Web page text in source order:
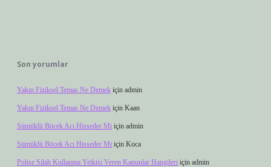
Son yorumlar
Yakın Fiziksel Temas Ne Demek için admin
Yakın Fiziksel Temas Ne Demek için Kaan
Sümüklü Böcek Acı Hisseder Mi için admin
Sümüklü Böcek Acı Hisseder Mi için Koca
Polise Silah Kullanma Yetkisi Veren Kanunlar Hangileri için admin